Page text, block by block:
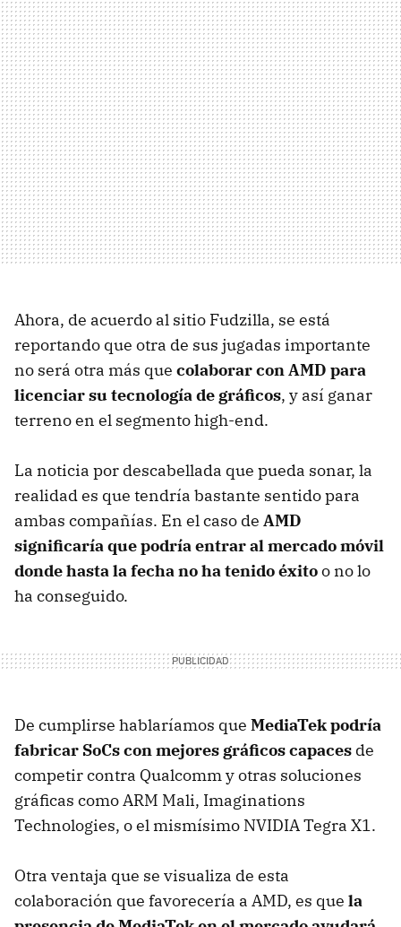
Ahora, de acuerdo al sitio Fudzilla, se está
reportando que otra de sus jugadas importante
no será otra más que colaborar con AMD para
licenciar su tecnología de gráficos, y así ganar
terreno en el segmento high-end.
La noticia por descabellada que pueda sonar, la
realidad es que tendría bastante sentido para
ambas compañías. En el caso de AMD
significaría que podría entrar al mercado móvil
donde hasta la fecha no ha tenido éxitoo no lo
ha conseguido.
De cumplirse hablaríamos que MediaTek podría
fabricar SoCs con mejores gráficos capaces de
competir contra Qualcomm y otras soluciones
gráficas como ARM Mali, Imaginations
Technologies, o el mismísimo NVIDIA Tegra X1.
Otra ventaja que se visualiza de esta
colaboración que favorecería a AMD, es que la